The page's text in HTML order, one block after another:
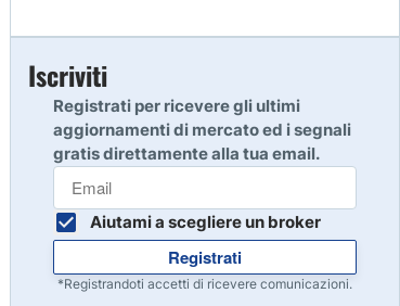
7
Inizia
Inizia
Iscriviti
Registrati per ricevere gli ultimi
aggiornamenti di mercato ed i segnali
gratis direttamente alla tua email.
Aiutami a scegliere un broker
Registrati
*Registrandoti accetti di ricevere comunicazioni.